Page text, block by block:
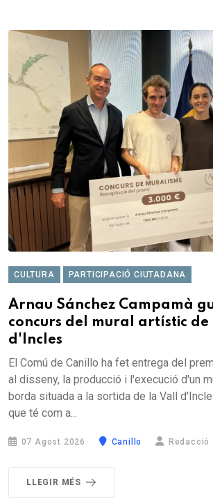
CULTURA PARTICIPACIÓ CIUTADANA
Arnau Sánchez Campamà
concurs del mural artístic de
d'Incles
El Comú de Canillo ha fet entrega del
al disseny, la producció i l'execució d'un
borda situada a la sortida de la Vall
que té com a...
07 Agost 2026 Canillo Redacció
LLEGIR MÉS